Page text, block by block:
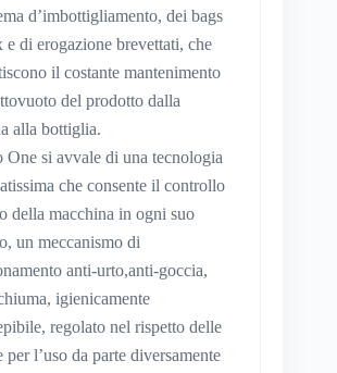
d’imbottigliamento, dei bags
e di erogazione brevettati, che
il costante mantenimento
del prodotto dalla
alla bottiglia.
One si avvale di una tecnologia
che consente il controllo
della macchina in ogni suo
un meccanismo di
anti-urto,anti-goccia,
igienicamente
regolato nel rispetto delle
per l’uso da parte diversamente